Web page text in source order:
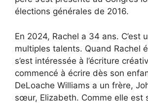
élections générales de 2016.
En 2024, Rachel a 34 ans. C’est
multiples talents. Quand Rachel
s’est intéressée à l’écriture
commencé à écrire dès son
DeLoache Williams a un frère,
sœur, Elizabeth. Comme elle est